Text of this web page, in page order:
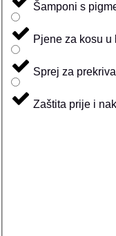
Šamponi s
Pjene za kosu u
Sprej za
Zaštita prije i